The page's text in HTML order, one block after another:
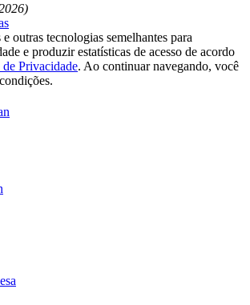
outras tecnologias semelhantes para
e produzir estatísticas de acesso de acordo
Privacidade. Ao continuar navegando, você